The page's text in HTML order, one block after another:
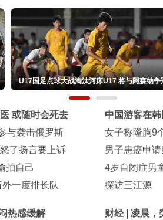
越7全球首秀 传祺开始进攻方盒子越野
或随时会死去
与袭击俄罗斯
了扬言要上诉
拍自己
一度排长队
中国游客在
女子称隆胸9
男子患癌申
4岁自闭症男
探访三江源
热感缓解
财经
凌晨，